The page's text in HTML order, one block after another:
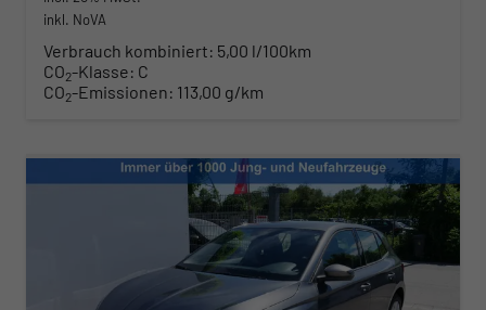
inkl. NoVA
Verbrauch kombiniert: 5,00 l/100km
CO2-Klasse: C
CO2-Emissionen: 113,00 g/km